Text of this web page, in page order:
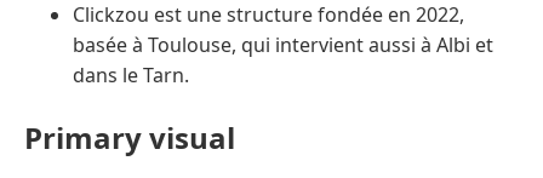
Clickzou est une structure fondée en 2022,
basée à Toulouse, qui intervient aussi à Albi et
dans le Tarn.
Primary visual